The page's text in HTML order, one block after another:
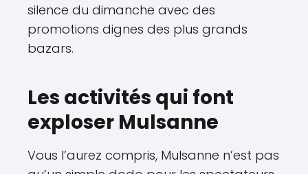
silence du dimanche avec des
promotions dignes des plus grands
bazars.
Les activités qui font
exploser Mulsanne
Vous l’aurez compris, Mulsanne n’est pas